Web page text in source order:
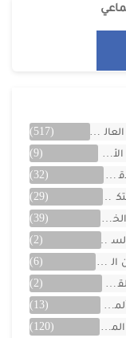
العالمية
(517)
(9)
(32)
(29)
(39)
(2)
العراق
(6)
(2)
(13)
(120)